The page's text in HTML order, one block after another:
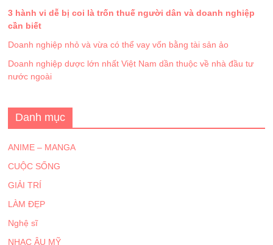
3 hành vi dễ bị coi là trốn thuế người dân và doanh nghiệp
cần biết
Doanh nghiệp nhỏ và vừa có thể vay vốn bằng tài sản ảo
Doanh nghiệp dược lớn nhất Việt Nam dần thuộc về nhà đầu tư
nước ngoài
Danh mục
ANIME – MANGA
CUỘC SỐNG
GIẢI TRÍ
LÀM ĐẸP
Nghệ sĩ
NHẠC ÂU MỸ